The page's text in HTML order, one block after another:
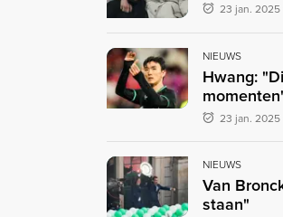
23 jan. 2025
NIEUWS
Hwang:
23 jan. 2025
NIEUWS
Van
staan"